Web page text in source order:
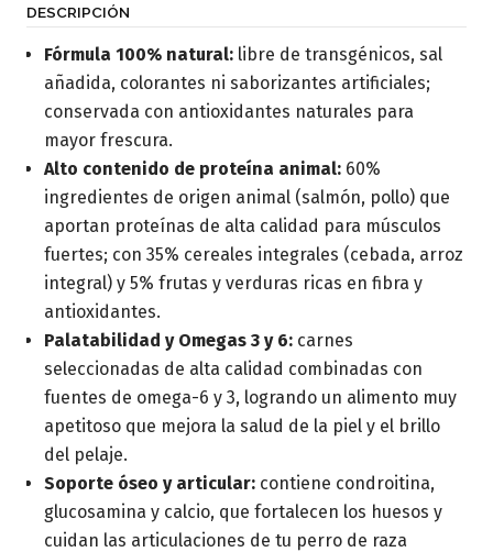
DESCRIPCIÓN
Fórmula 100% natural: libre de transgénicos, sal
añadida, colorantes ni saborizantes artificiales;
conservada con antioxidantes naturales para
mayor frescura.
Alto contenido de proteína animal: 60%
ingredientes de origen animal (salmón, pollo) que
aportan proteínas de alta calidad para músculos
fuertes; con 35% cereales integrales (cebada, arroz
integral) y 5% frutas y verduras ricas en fibra y
antioxidantes.
Palatabilidad y Omegas 3 y 6: carnes
seleccionadas de alta calidad combinadas con
fuentes de omega-6 y 3, logrando un alimento muy
apetitoso que mejora la salud de la piel y el brillo
del pelaje.
Soporte óseo y articular: contiene condroitina,
glucosamina y calcio, que fortalecen los huesos y
cuidan las articulaciones de tu perro de raza